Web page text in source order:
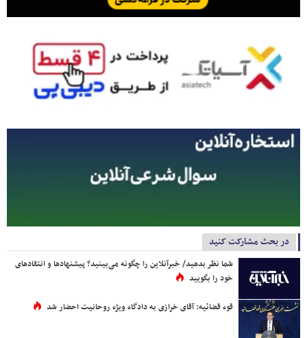
در بحث مشارکت کنید
شما نظر بدهید/ خبرآنلاین را چگونه می‌بینید؟ پیشنهادها و انتقادهای
خود را بگویید
قوه قضائیه: آقای خرازی به دادگاه ویژه روحانیت احضار شد